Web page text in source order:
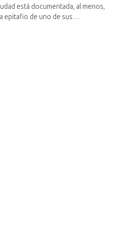
está documentada, al menos,
epitafio de uno de sus